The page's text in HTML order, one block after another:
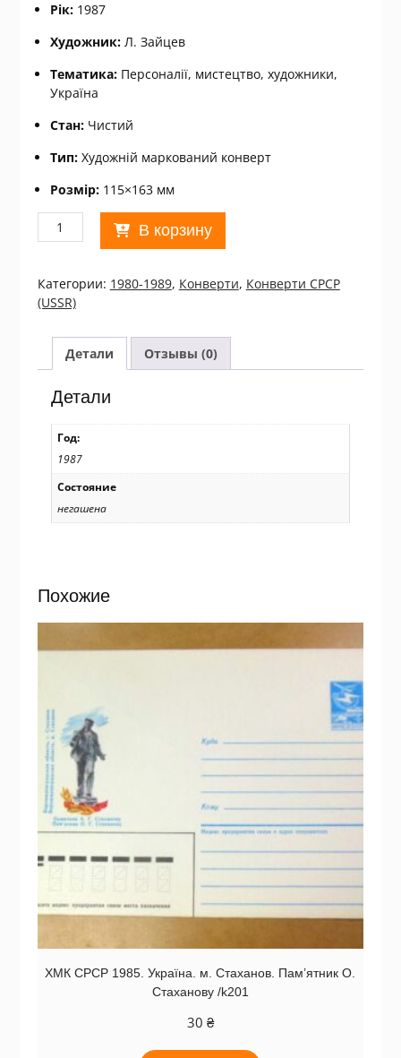
Рік:1987
Художник:Л. Зайцев
Тематика:Персоналії, мистецтво, художники,
Україна
Стан:Чистий
Тип:Художній маркований конверт
Розмір:115×163 мм
Количество
товара
СРСР
1987.
Українська
радянська
художниця
О.
Кульчицька
/k205
В корзину
Категории: 1980-1989, Конверти, Конверти СРСР
(USSR)
Детали Отзывы (0)
Детали
Год:
1987
Состояние
негашена
Похожие
ХМК СРСР 1985. Україна. м. Стаханов. Пам’ятник О.
Стаханову /k201
30 ₴